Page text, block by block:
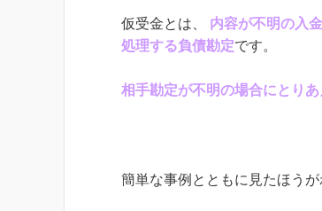
仮受金とは、
内容が不明の入
処理する負債勘定です。
相手勘定が不明の場合にとり
簡単な事例とともに見たほう